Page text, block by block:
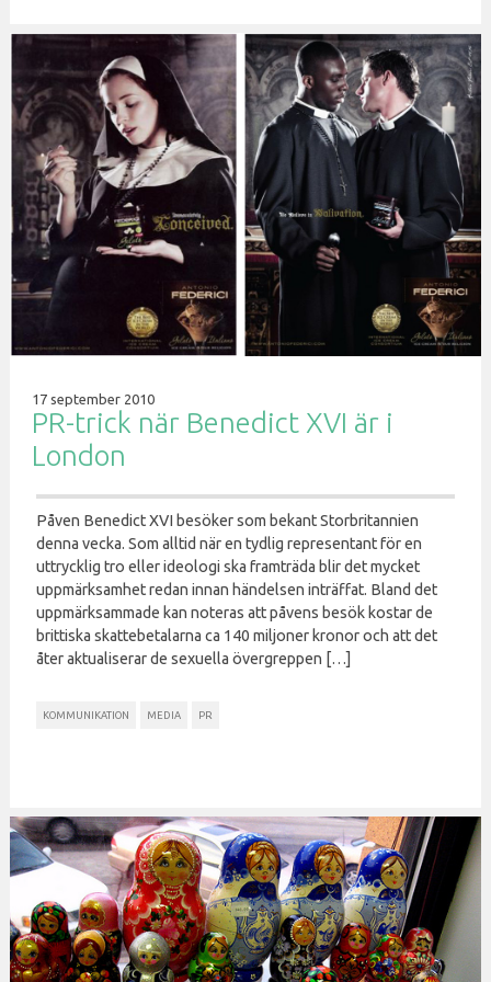
17 september 2010
PR-trick när Benedict XVI är i
London
Påven Benedict XVI besöker som bekant Storbritannien
denna vecka. Som alltid när en tydlig representant för en
uttrycklig tro eller ideologi ska framträda blir det mycket
uppmärksamhet redan innan händelsen inträffat. Bland det
uppmärksammade kan noteras att påvens besök kostar de
brittiska skattebetalarna ca 140 miljoner kronor och att det
åter aktualiserar de sexuella övergreppen […]
KOMMUNIKATION MEDIA PR